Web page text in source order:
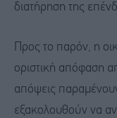
διατήρηση της
Προς το παρόν, η
οριστική απόφαση
απόψεις
εξακολουθούν να